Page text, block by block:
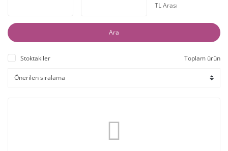
TL Arası
Ara
Stoktakiler Toplam ürün